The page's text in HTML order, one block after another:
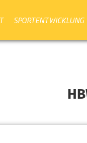
SPORTENTWICKLUNG